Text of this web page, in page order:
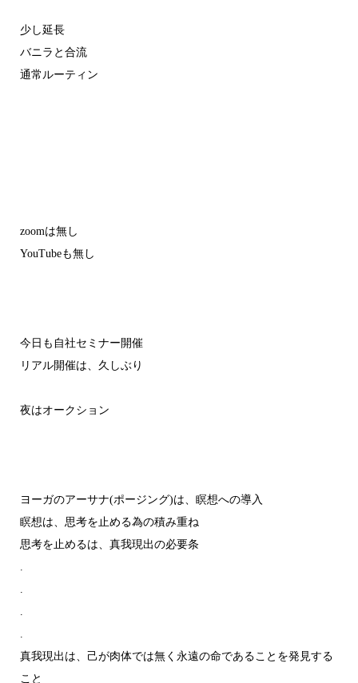
少し延長
バニラと合流
通常ルーティン
zoomは無し
YouTubeも無し
今日も自社セミナー開催
リアル開催は、久しぶり
夜はオークション
ヨーガのアーサナ(ポージング)は、瞑想への導入
瞑想は、思考を止める為の積み重ね
思考を止めるは、真我現出の必要条
.
.
.
.
真我現出は、己が肉体では無く永遠の命であることを発見する
こと